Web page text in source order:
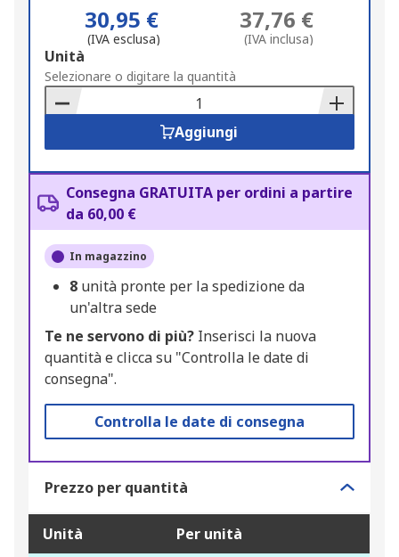
30,95 €
(IVA esclusa)
37,76 €
(IVA inclusa)
Add
to
Basket
Unità
Selezionare o digitare la quantità
Aggiungi
Consegna GRATUITA per ordini a partire
da 60,00 €
In magazzino
8 unità pronte per la spedizione da
un'altra sede
Te ne servono di più? Inserisci la nuova
quantità e clicca su "Controlla le date di
consegna".
Controlla le date di consegna
Prezzo per quantità
Unità Per unità